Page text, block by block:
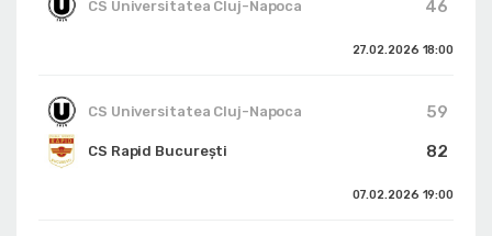
46
CS Universitatea Cluj-Napoca
27.02.2026 18:00
CS Universitatea Cluj-Napoca
59
82
CS Rapid București
07.02.2026 19:00